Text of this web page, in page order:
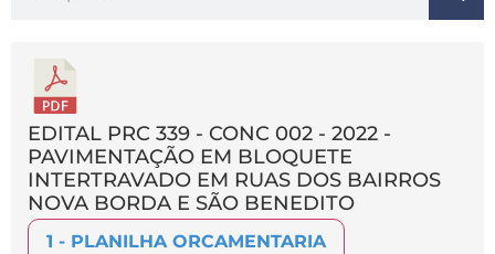
EDITAL PRC 339 - CONC 002 - 2022 -
PAVIMENTAÇÃO EM BLOQUETE
INTERTRAVADO EM RUAS DOS BAIRROS
NOVA BORDA E SÃO BENEDITO
1 - PLANILHA ORCAMENTARIA